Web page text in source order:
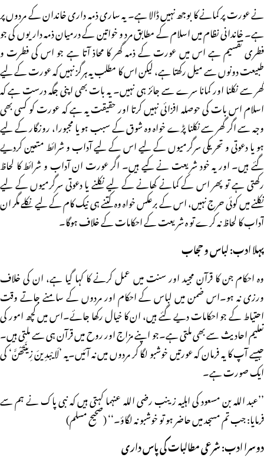
نے عورت پر کمانے کا بوجھ نہیں ڈالا ہے۔ یہ ساری ذمہ داری خاندان کے مردوں پر
ہے۔ خاندانی نظام میں اسلام کے مطابق مرد و خواتین کے درمیان ذمہ داریوں کی جو
فطری تقسیم ہے اس میں عورت کے ذمہ گھر کا محاذ آتا ہے جو اس کی فطرت و
طبیعت دونوں سے میل رکھتا ہے، لیکن اس کا مطلب یہ ہرگز نہیں کہ عورت کے لیے
گھر سے نکلنا اور کمانا سرے سے جائز ہی نہیں۔ یہ بات بھی اپنی جگہ درست ہے کہ
اسلام اس بات کی حوصلہ افزائی نہیں کرتا اور حقیقت یہ ہے کہ عورت کو کسی بھی
وجہ سے اگر گھر سے نکلنا پڑے خواہ وہ شوق کے سبب ہو یا مجبورا، روزگار کے لیے
ہو یا دعوتی و تحریکی سرگرمیوں کے لیے اس کے لیے آداب و شرائط متعین کردیے
گئے ہیں۔ اور یہ خود شریعت نے کیے ہیں۔ اگر عورت ان آداب و شرائط کا لحاظ
رکھتی ہے تو پھر اس کے کمانے کھانے کے لیے نکلنے یا دعوتی سرگرمیوں کے لیے
نکلنے میں کوئی حرج نہیں، اس کے برعکس خواہ وہ کتنے ہی نیک کام کے لیے نکلے مگر ان
آداب کا لحاظ نہ کرے تو ہ شریعت کے احکامات کے خلاف ہوگا۔
پہلا ادب: لباس و حجاب
وہ احکام جن کا قرآن مجید اور سنت میں عمل کرنے کا کہا گیا ہے، ان کی خلاف
ورزی نہ ہو۔اس ضمن میں لباس کے احکام اور مردوں کے سامنے جاتے وقت
احتیاط کے جو احکامات دیے گئے ہیں، ان کا خیال رکھا جائے۔اس میں کچھ امور کی
تعلیم احادیث سے بھی ملتی ہے۔جو اپنے مزاج اور روح میں قرآن ہی سے ملتی ہیں۔
جیسے آپ کا یہ فرمان کہ عورتیں خوشبو لگا کر مردوں میں نہ آئیں۔یہ ’لَا یْبدِینَ زِینَتَھْنَّ‘ کی
ایک صورت ہے۔
’’عبد اللہ بن مسعود کی اہلیہ زینب رضی اللہ عنہما کہتی ہیں کہ نبی پاک نے ہم سے
فرمایا: جب تم مسجد میں حاضر ہو تو خوشبو نہ لگاؤ۔‘‘ (صحیح مسلم)
دوسرا ادب: شرعی مطالبات کی پاس داری